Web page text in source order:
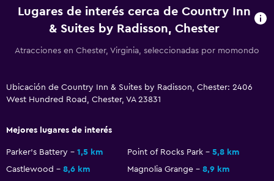
Máquina expendedora (bebidas)
Máquina expendedora (botanas)
Piscina privada
Piscina climatizada
Piscina (cubierta)
Lugares de interés cerca de Country Inn
& Suites by Radisson, Chester
Atracciones en Chester, Virginia, seleccionadas por momondo
Ubicación de Country Inn & Suites by Radisson, Chester: 2406
West Hundred Road, Chester, VA 23831
Mejores lugares de interés
Parker's Battery 1,5 km Point of Rocks Park
5,8 km
Castlewood
8,6 km Magnolia Grange 8,9 km